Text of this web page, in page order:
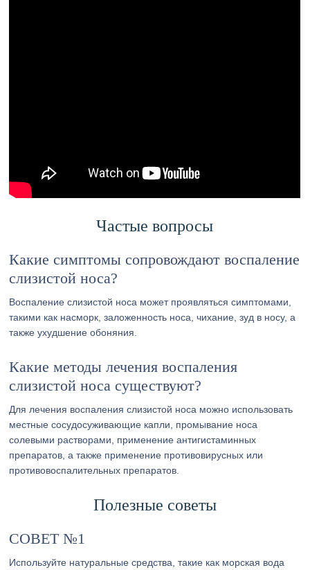
Частые вопросы
Какие симптомы сопровождают воспаление
слизистой носа?
Воспаление слизистой носа может проявляться симптомами,
такими как насморк, заложенность носа, чихание, зуд в носу, а
также ухудшение обоняния.
Какие методы лечения воспаления
слизистой носа существуют?
Для лечения воспаления слизистой носа можно использовать
местные сосудосуживающие капли, промывание носа
солевыми растворами, применение антигистаминных
препаратов, а также применение противовирусных или
противовоспалительных препаратов.
Полезные советы
СОВЕТ №1
Используйте натуральные средства, такие как морская вода